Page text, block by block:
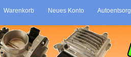
Warenkorb Neues Konto